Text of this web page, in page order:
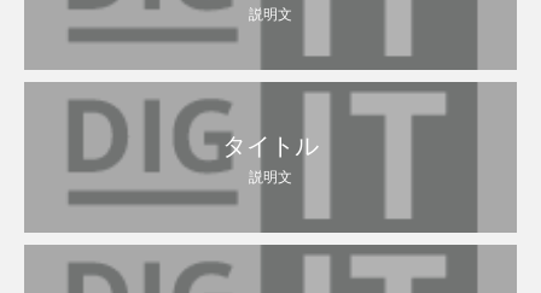
説明文
タイトル
説明文